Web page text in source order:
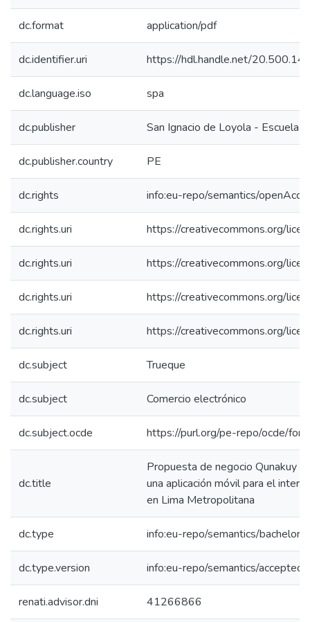
dc.format application/pdf
dc.identifier.uri https://hdl.handle.net/
dc.language.iso spa
dc.publisher San Ignacio de Loyola - Escuela
dc.publisher.country PE
dc.rights info:eu-repo/semantics/
dc.rights.uri https://creativecommons.org/
dc.rights.uri https://creativecommons.org/
dc.rights.uri https://creativecommons.org/
dc.rights.uri https://creativecommons.org/
dc.subject Trueque
dc.subject Comercio electrónico
dc.subject.ocde https://purl.org/pe-repo/ocde/
dc.title
Propuesta de negocio Qunakuy
una aplicación móvil para el
en Lima Metropolitana
dc.type info:eu-repo/semantics/
dc.type.version info:eu-repo/semantics/
renati.advisor.dni 41266866